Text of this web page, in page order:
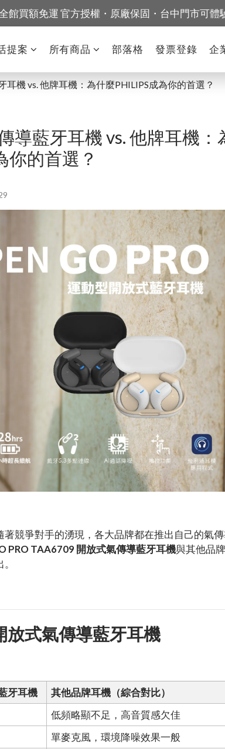
館買額免運 官方授權・原廠保固・台中門市可體
提案 所有商品 部落格 發票登錄 企
機 vs. 他牌耳機：為什麼PHILIPS成為你的首選？
導藍牙耳機 vs. 他牌耳機：
你的首選？
競爭對手的湧現，各大品牌都在推出自己的氣
PRO TAA6709 開放式氣傳導藍牙耳機與其他品
放式氣傳導藍牙耳機
牙耳機
其他品牌耳機（綜合對比）
低頻略顯不足，高音質感欠佳
單麥克風，環境降噪效果一般